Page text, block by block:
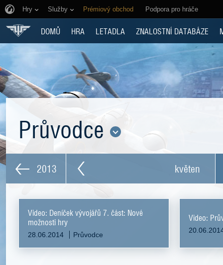
Hry Služby Prémiový obchod Podpora pro hráče
DOMŮ HRA LETADLA ZNALOSTNÍ DATABÁZE
Průvodce
2013 květen
Video: Deníček vývojářů 7. část: Nové
možnosti hry
28.06.2014 Průvodce
Video: